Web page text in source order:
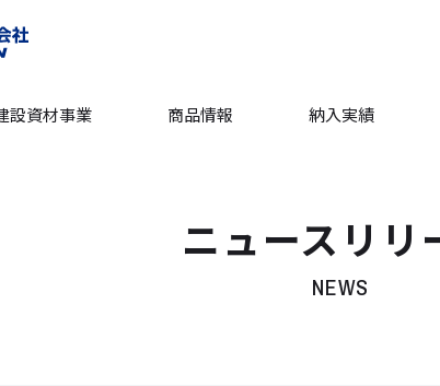
設資材事業 商品情報 納入実績
ニュースリリ
NEWS